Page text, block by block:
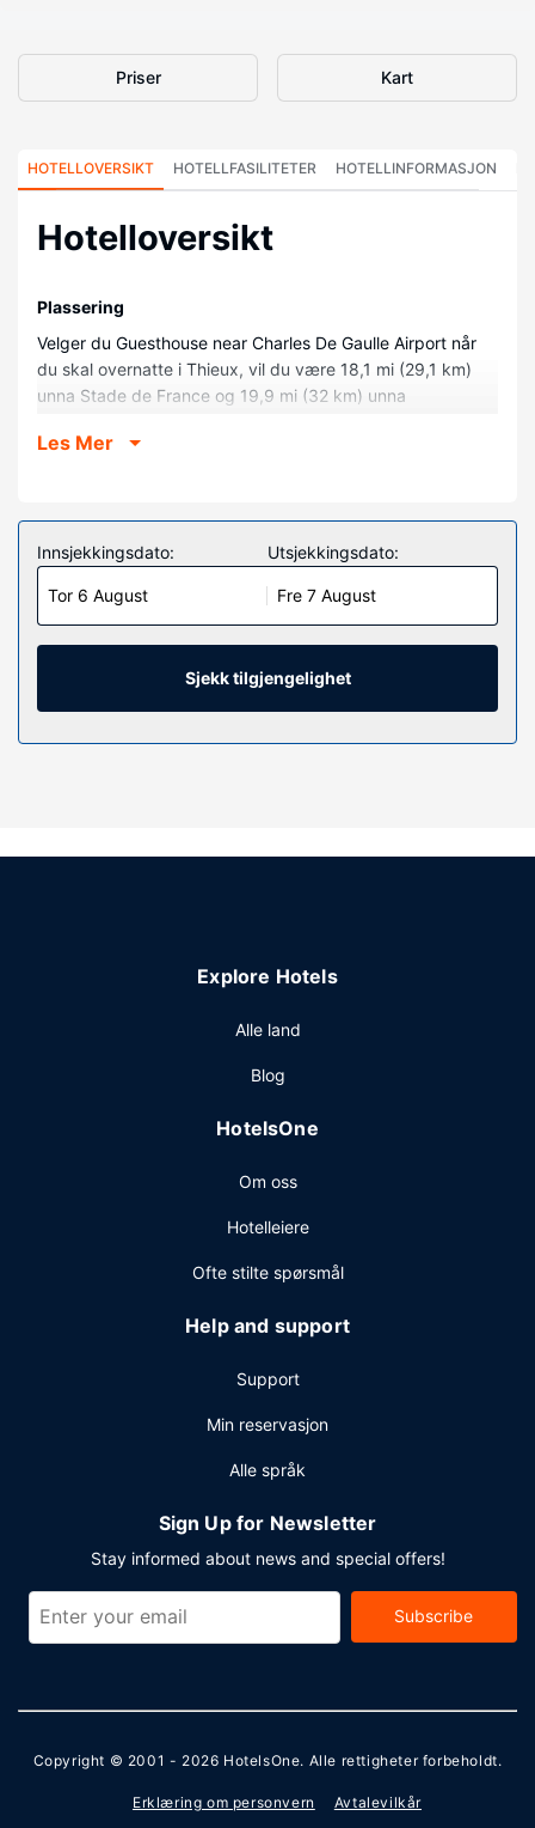
Priser Kart
HOTELLOVERSIKT HOTELLFASILITETER HOTELLINFORMASJON
Hotelloversikt
Plassering
Velger du Guesthouse near Charles De Gaulle Airport når
du skal overnatte i Thieux, vil du være 18,1 mi (29,1 km)
unna Stade de France og 19,9 mi (32 km) unna
unna Villepinte utstillingssenter og 14,3 mi (23,1 km) unna
Overnatt i et av de 3 gjesterommene, som har Flatskjerm-
TV. Underholdningen er sikret med parabol-TV. Badene har
dusj. Rommene har skrivebord og separat sitteområde.
Dra nytte av stedets fasiliteter, som wi-fi (inkludert) og
Les Mer
Innsjekkingsdato:
Tor 6 August
Utsjekkingsdato:
Fre 7 August
Sjekk tilgjengelighet
Explore Hotels
Alle land
Blog
HotelsOne
Om oss
Hotelleiere
Ofte stilte spørsmål
Help and support
Support
Min reservasjon
Alle språk
Sign Up for Newsletter
Stay informed about news and special offers!
Subscribe
Copyright © 2001 - 2026 HotelsOne. Alle rettigheter forbeholdt.
Erklæring om personvern Avtalevilkår